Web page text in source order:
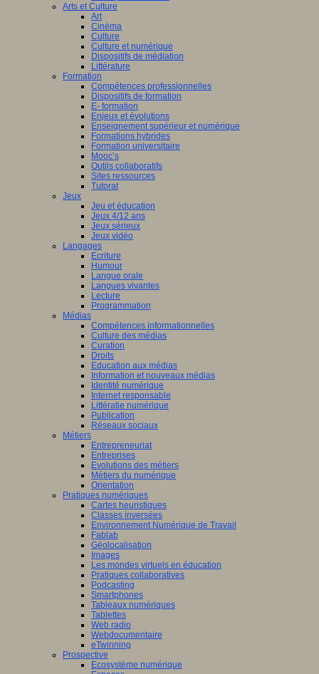
Arts et Culture
Art
Cinéma
Culture
Culture et numérique
Dispositifs de médiation
Littérature
Formation
Compétences professionnelles
Dispositifs de formation
E- formation
Enjeux et évolutions
Enseignement supérieur et numérique
Formations hybrides
Formation universitaire
Mooc’s
Outils collaboratifs
Sites ressources
Tutorat
Jeux
Jeu et éducation
Jeux 4/12 ans
Jeux sérieux
Jeux vidéo
Langages
Ecriture
Humour
Langue orale
Langues vivantes
Lecture
Programmation
Médias
Compétences informationnelles
Culture des médias
Curation
Droits
Education aux médias
Information et nouveaux médias
Identité numérique
Internet responsable
Littératie numérique
Publication
Réseaux sociaux
Métiers
Entrepreneuriat
Entreprises
Evolutions des métiers
Métiers du numérique
Orientation
Pratiques numériques
Cartes heuristiques
Classes inversées
Environnement Numérique de Travail
Fablab
Géolocalisation
Images
Les mondes virtuels en éducation
Pratiques collaboratives
Podcasting
Smartphones
Tableaux numériques
Tablettes
Web radio
Webdocumentaire
eTwinning
Prospective
Ecosystème numérique